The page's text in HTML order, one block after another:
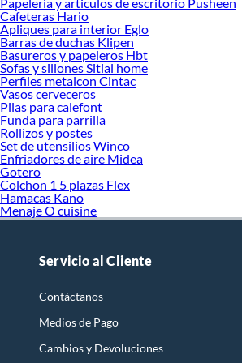
Cafeteras Hario
Apliques para interior Eglo
Barras de duchas Klipen
Basureros y papeleros Hbt
Sofas y sillones Sitial home
Perfiles metalcon Cintac
Vasos cerveceros
Pilas para calefont
Funda para parrilla
Rollizos y postes
Set de utensilios Winco
Enfriadores de aire Midea
Gotero
Colchon 1 5 plazas Flex
Hamacas Kano
Menaje O cuisine
Servicio al Cliente
Contáctanos
Medios de Pago
Cambios y Devoluciones